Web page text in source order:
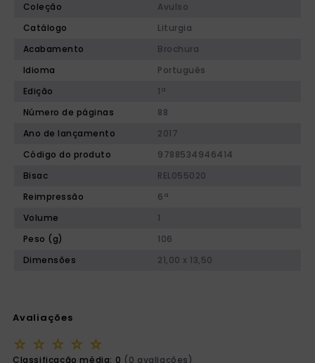
Coleção
Avulso
Catálogo
Liturgia
Acabamento
Brochura
Idioma
Português
Edição
1ª
Número de páginas
88
Ano de lançamento
2017
Código do produto
9788534946414
Bisac
REL055020
Reimpressão
6ª
Volume
1
Peso (g)
106
Dimensões
21,00 x 13,50
Avaliações
☆ ☆ ☆ ☆ ☆
Classificação média: 0 (0 avaliações)